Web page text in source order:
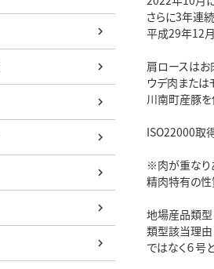
さらに3年連
平成29年12月
肩ロースはお
ウデ肉または
川南町産豚を
ISO22000取
※肉が重なり
精肉特有の性
地場産品類型
類型該当理
ではなく６号